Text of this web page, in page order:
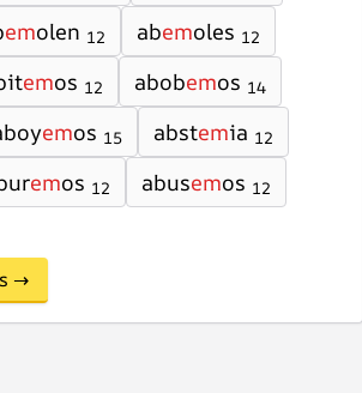
emolen 12 abemoles 12
emos 12 abobemos 14
emos 15 abstemia 12
emos 12 abusemos 12
→